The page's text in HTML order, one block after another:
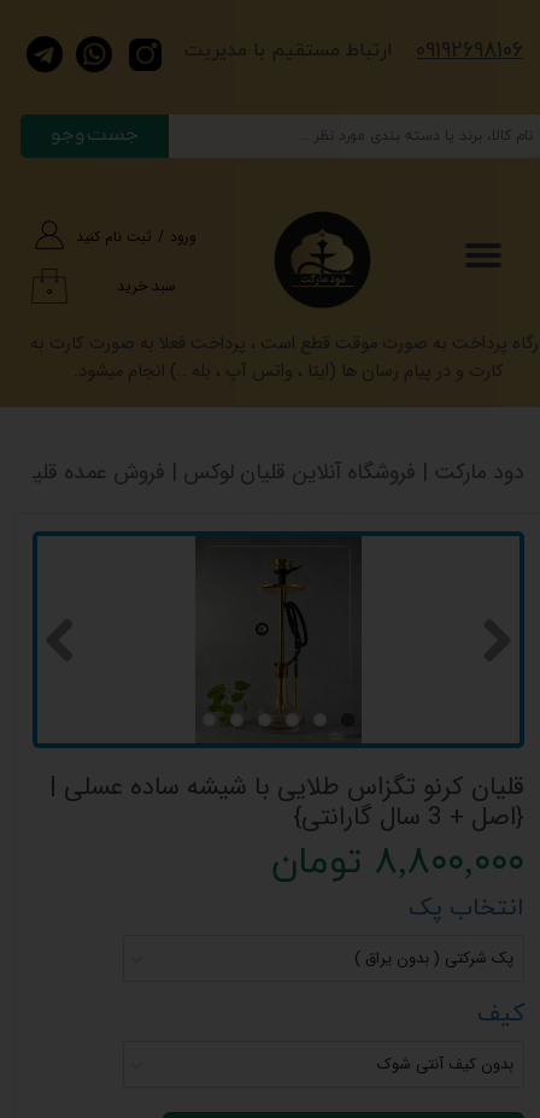
جست وجو
ورود / ثبت نام کنید
حساب کاربری من
سفارشات
خروج از حساب کاربری
۰ سبد خرید
​​​ارتباط مستقیم با مدیریت ​​​09192698106
پرداخت به صورت موقت قطع است ، پرداخت فعلا به صورت کارت به
کارت و در پیام رسان ها (ایتا ، واتس آپ ، بله ..) انجام میشود.
دود مارکت | فروشگاه آنلاین قلیان لوکس | فروش عمده قلیان
قلیان کرنو تگزاس طلایی با شیشه ساده عسلی |
{اصل + 3 سال گارانتی}
۸,۸۰۰,۰۰۰ تومان
انتخاب پک
پک شرکتی ( بدون یراق )
کیف
بدون کیف آنتی شوک